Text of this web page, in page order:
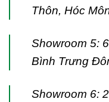
Thôn, Hóc
Showroom 5:
Bình Trưng
Showroom 6: